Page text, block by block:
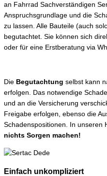
an Fahrrad Sachverständigen
Anspruchsgrundlage und die
zu lassen. Alle Bauteile (auch
begutachtet. Sie können sich
oder für eine Erstberatung via
Die Begutachtung selbst kann
erfolgen. Das notwendige
und an die Versicherung
Freigabe erfolgen, ebenso die
Schadenspositionen. In unseren
nichts Sorgen machen!
Einfach unkompliziert